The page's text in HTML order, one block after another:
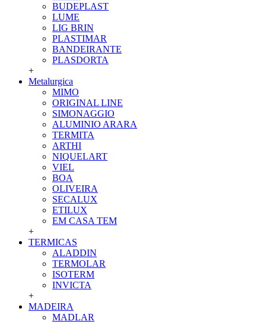
BUDEPLAST
LUME
LIG BRIN
PLASTIMAR
BANDEIRANTE
PLASDORTA
+
Metalurgica
MIMO
ORIGINAL LINE
SIMONAGGIO
ALUMINIO ARARA
TERMITA
ARTHI
NIQUELART
VIEL
BOA
OLIVEIRA
SECALUX
ETILUX
EM CASA TEM
+
TERMICAS
ALADDIN
TERMOLAR
ISOTERM
INVICTA
+
MADEIRA
MADLAR